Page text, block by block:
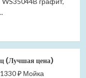
(Лучшая цена)
₽ Мойка